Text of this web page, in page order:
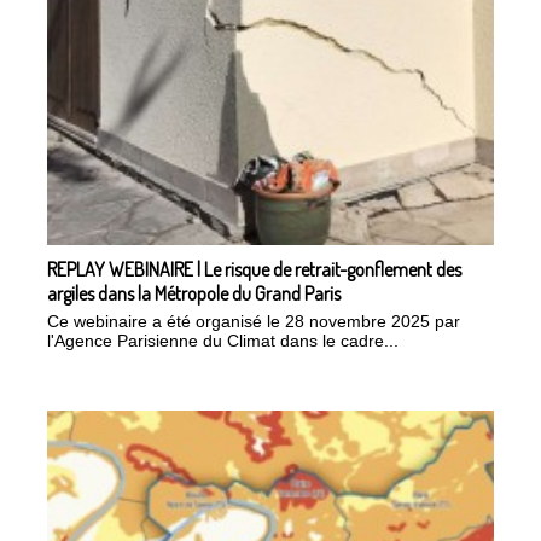
REPLAY WEBINAIRE | Le risque de retrait-gonflement des
argiles dans la Métropole du Grand Paris
Ce webinaire a été organisé le 28 novembre 2025 par
l'Agence Parisienne du Climat dans le cadre...